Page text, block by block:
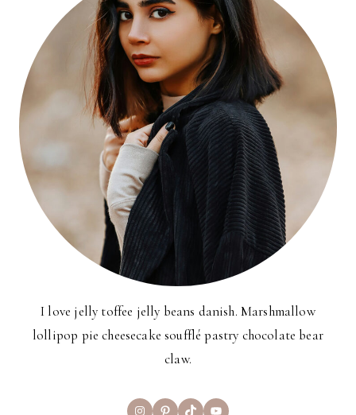
I love jelly toffee jelly beans danish. Marshmallow
lollipop pie cheesecake soufflé pastry chocolate bear
claw.
InstagramPinterest
TikTokYouTube